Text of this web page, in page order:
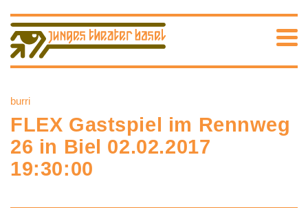
burri
FLEX Gastspiel im Rennweg
26 in Biel 02.02.2017
19:30:00